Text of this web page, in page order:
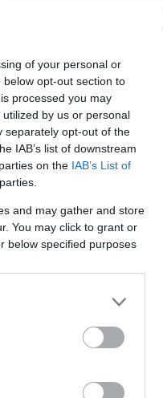
of your personal or
opt-out section to
processed you may
by us or personal
separately opt-out of the
IAB’s list of downstream
on the IAB’s List of
and may gather and store
You may click to grant or
below specified purposes